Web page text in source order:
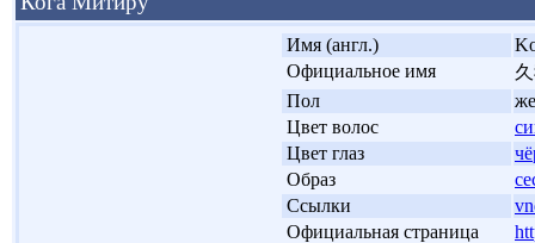
Имя (англ.)
Официальное имя
Пол
Цвет волос
Цвет глаз
Образ
Ссылки
Официальная страница